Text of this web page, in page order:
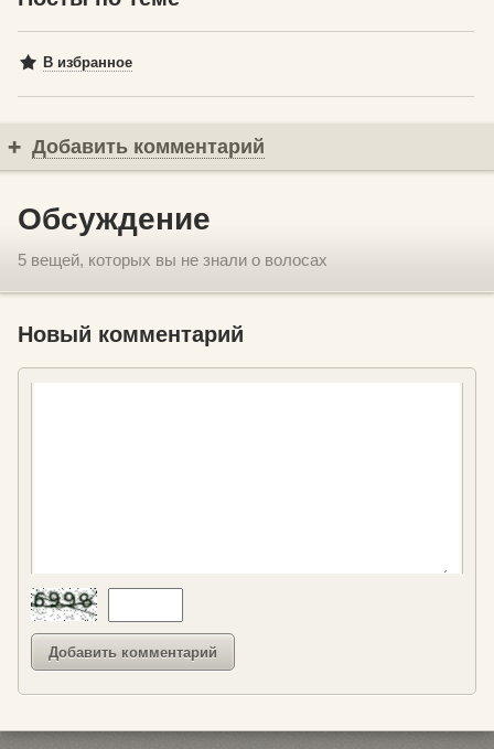
В избранное
Добавить комментарий
Обсуждение
5 вещей, которых вы не знали о волосах
Новый комментарий